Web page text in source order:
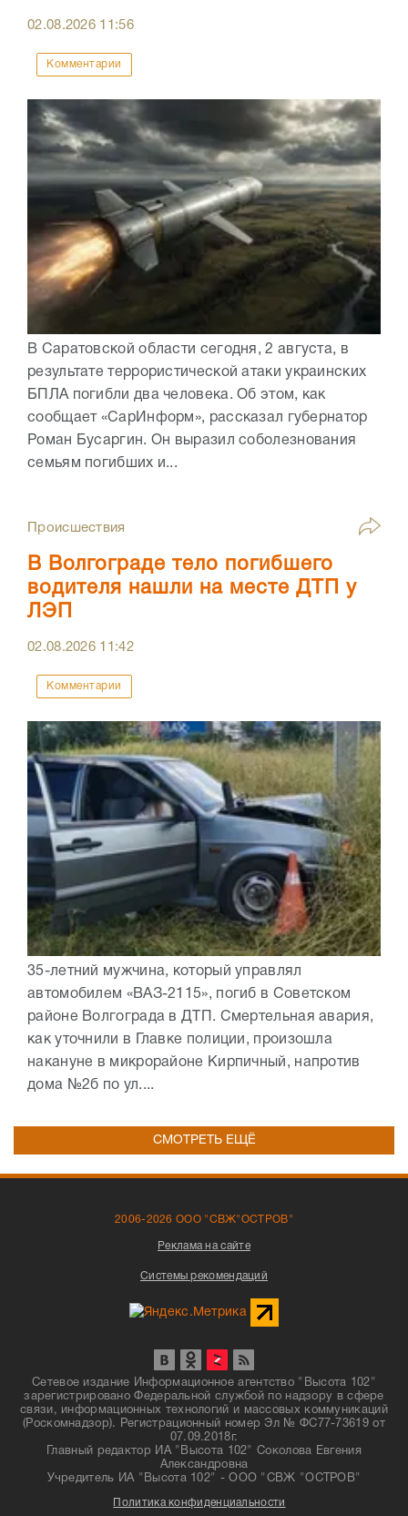
02.08.2026 11:56
Комментарии
В Саратовской области сегодня, 2 августа, в
результате террористической атаки украинских
БПЛА погибли два человека. Об этом, как
сообщает «СарИнформ», рассказал губернатор
Роман Бусаргин. Он выразил соболезнования
семьям погибших и...
Происшествия
В Волгограде тело погибшего
водителя нашли на месте ДТП у
ЛЭП
02.08.2026 11:42
Комментарии
35-летний мужчина, который управлял
автомобилем «ВАЗ-2115», погиб в Советском
районе Волгограда в ДТП. Смертельная авария,
как уточнили в Главке полиции, произошла
накануне в микрорайоне Кирпичный, напротив
дома №2б по ул....
СМОТРЕТЬ ЕЩЁ
2006-2026 ООО "СВЖ"ОСТРОВ"
Реклама на сайте
Системы рекомендаций
Сетевое издание Информационное агентство "Высота 102"
зарегистрировано Федеральной службой по надзору в сфере
связи, информационных технологий и массовых коммуникаций
(Роскомнадзор). Регистрационный номер Эл № ФС77-73619 от
07.09.2018г.
Главный редактор ИА "Высота 102" Соколова Евгения
Александровна
Учредитель ИА "Высота 102" - ООО "СВЖ "ОСТРОВ"
Политика конфиденциальности